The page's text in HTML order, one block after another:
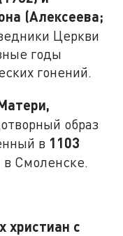
(Алексеева;
Церкви
годы
гонений.
образ
в 1103
в Смоленске.
христиан с